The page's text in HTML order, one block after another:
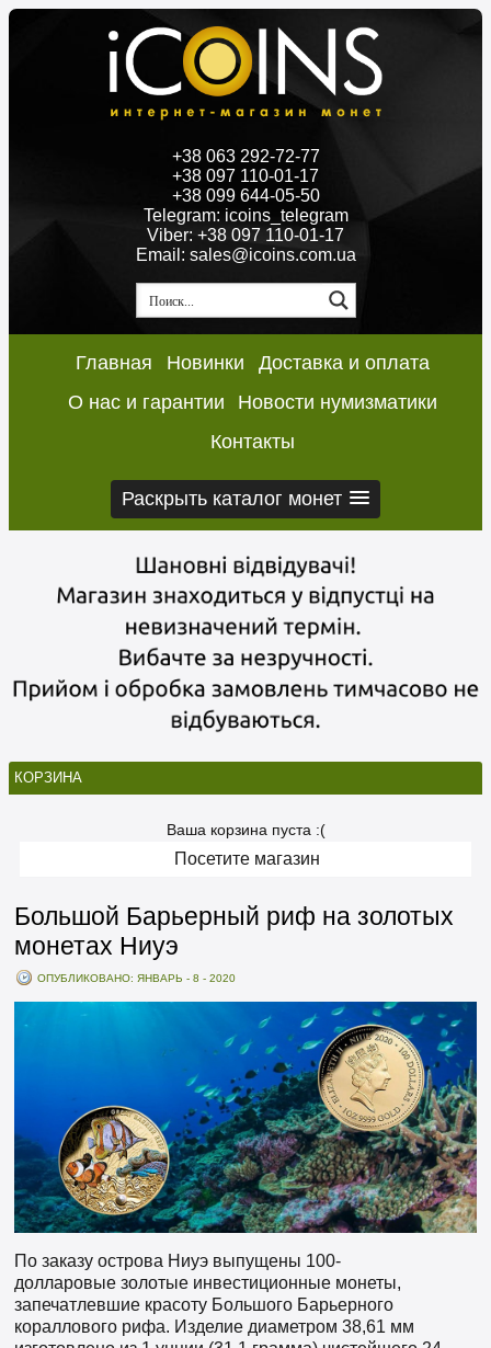
+38 063 292-72-77
+38 097 110-01-17
+38 099 644-05-50
Telegram: icoins_telegram
Viber: +38 097 110-01-17
Email: sales@icoins.com.ua
Главная Новинки
Доставка и оплата
О нас и гарантии
Новости нумизматики
Контакты
Раскрыть каталог монет
КОРЗИНА
Ваша корзина пуста :(
Посетите магазин
Большой Барьерный риф на золотых
монетах Ниуэ
ОПУБЛИКОВАНО: ЯНВАРЬ - 8 - 2020
По заказу острова Ниуэ выпущены 100-
долларовые золотые инвестиционные монеты,
запечатлевшие красоту Большого Барьерного
кораллового рифа. Изделие диаметром 38,61 мм